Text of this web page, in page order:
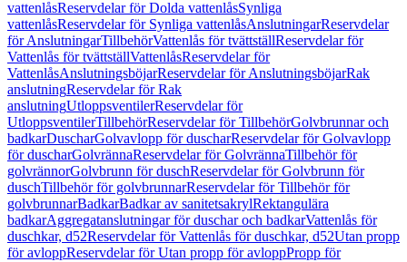
vattenlåsReservdelar för Dolda vattenlåsSynliga
vattenlåsReservdelar för Synliga vattenlåsAnslutningarReservdelar
för AnslutningarTillbehörVattenlås för tvättställReservdelar för
Vattenlås för tvättställVattenlåsReservdelar för
VattenlåsAnslutningsböjarReservdelar för AnslutningsböjarRak
anslutningReservdelar för Rak
anslutningUtloppsventilerReservdelar för
UtloppsventilerTillbehörReservdelar för TillbehörGolvbrunnar och
badkarDuscharGolvavlopp för duscharReservdelar för Golvavlopp
för duscharGolvrännaReservdelar för GolvrännaTillbehör för
golvrännorGolvbrunn för duschReservdelar för Golvbrunn för
duschTillbehör för golvbrunnarReservdelar för Tillbehör för
golvbrunnarBadkarBadkar av sanitetsakrylRektangulära
badkarAggregatanslutningar för duschar och badkarVattenlås för
duschkar, d52Reservdelar för Vattenlås för duschkar, d52Utan propp
för avloppReservdelar för Utan propp för avloppPropp för